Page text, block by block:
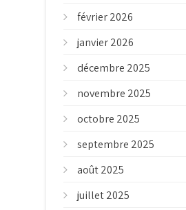
février 2026
janvier 2026
décembre 2025
novembre 2025
octobre 2025
septembre 2025
août 2025
juillet 2025